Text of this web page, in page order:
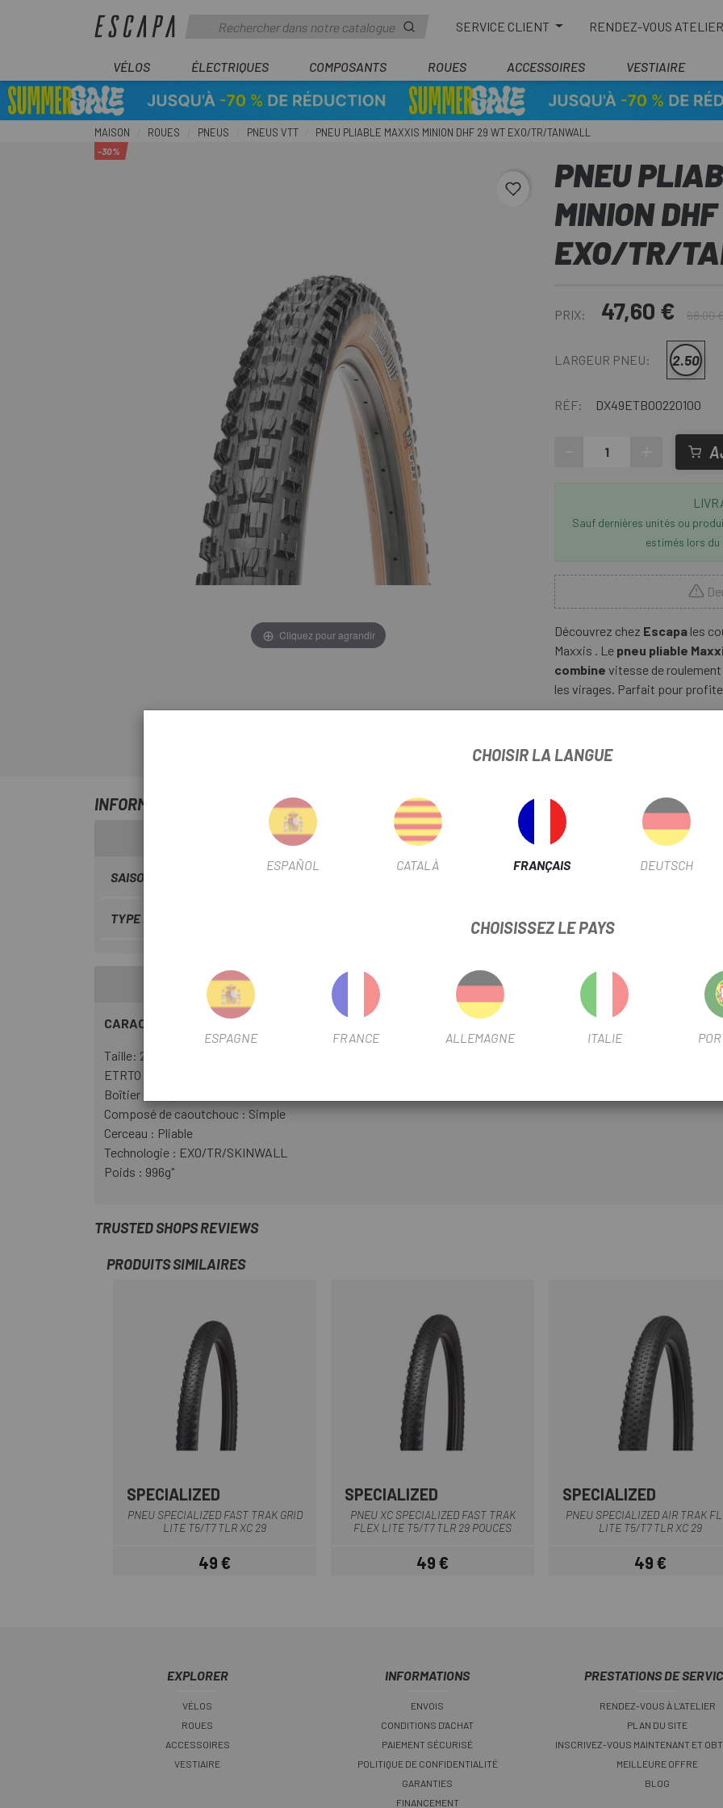
SERVICE CLIENT RENDEZ-VOUS
VÉLOS ÉLECTRIQUES COMPOSANTS ROUES ACCESSOIRES VESTIAIRE
MAISON ROUES PNEUS PNEUS VTT PNEU PLIABLE MAXXIS MINION DHF 29 WT EXO/TR/TANWALL
favorite_border
-30%
Cliquez pour agrandir
PNEU
MINION
EXO/TR/
PRIX: 47,60 € 68,00
LARGEUR PNEU: 2.50
RÉF: DX49ETB00220100
Sauf dernières unités ou
estimés lors
Découvrez chez Escapa les
Maxxis . Le pneu pliable
combine vitesse de
les virages. Parfait pour
INFORMATION SUR PNEU PLIABLE MAXXIS MINION DHF 29 WT EXO/TR/TANWALL
FICHE PRODUIT
SAISON
TYPE DE PNEUS
INFORMATION PRODUIT
CARACTÉRISTIQUES TECHNIQUES
Taille: 29X2,50WT
ETRTO : 63-622
Boîtier : 60 tpi
Composé de caoutchouc : Simple
Cerceau : Pliable
Technologie : EXO/TR/SKINWALL
Poids : 996g"
TRUSTED SHOPS REVIEWS
PRODUITS SIMILAIRES
Noir
SPECIALIZED
PNEU SPECIALIZED FAST TRAK GRID
LITE T5/T7 TLR XC 29
Prix
49 €
Noir
SPECIALIZED
PNEU XC SPECIALIZED FAST TRAK
FLEX LITE T5/T7 TLR 29 POUCES
Prix
49 €
Noir
SPECIALIZED
PNEU SPECIALIZED AIR TRAK
LITE T5/T7 TLR XC 29
Prix
49 €
EXPLORER
VÉLOS
ROUES
ACCESSOIRES
VESTIAIRE
INFORMATIONS
ENVOIS
CONDITIONS D'ACHAT
PAIEMENT SÉCURISÉ
POLITIQUE DE CONFIDENTIALITÉ
GARANTIES
FINANCEMENT
PRESTATIONS DE
RENDEZ-VOUS À L'ATELIER
PLAN DU SITE
INSCRIVEZ-VOUS MAINTENANT ET
MEILLEURE OFFRE
BLOG
CHOISIR LA LANGUE
ESPAÑOL CATALÀ FRANÇAIS DEUTSCH
CHOISISSEZ LE PAYS
ESPAGNE FRANCE ALLEMAGNE ITALIE